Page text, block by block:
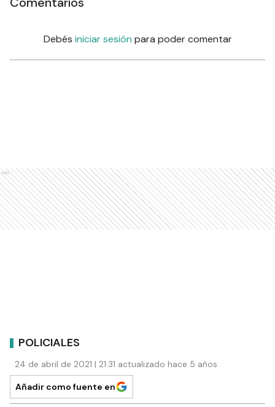
Debés iniciar sesión para poder comentar
Ads
POLICIALES
24 de abril de 2021 | 21:31 actualizado hace 5 años
Añadir como fuente en